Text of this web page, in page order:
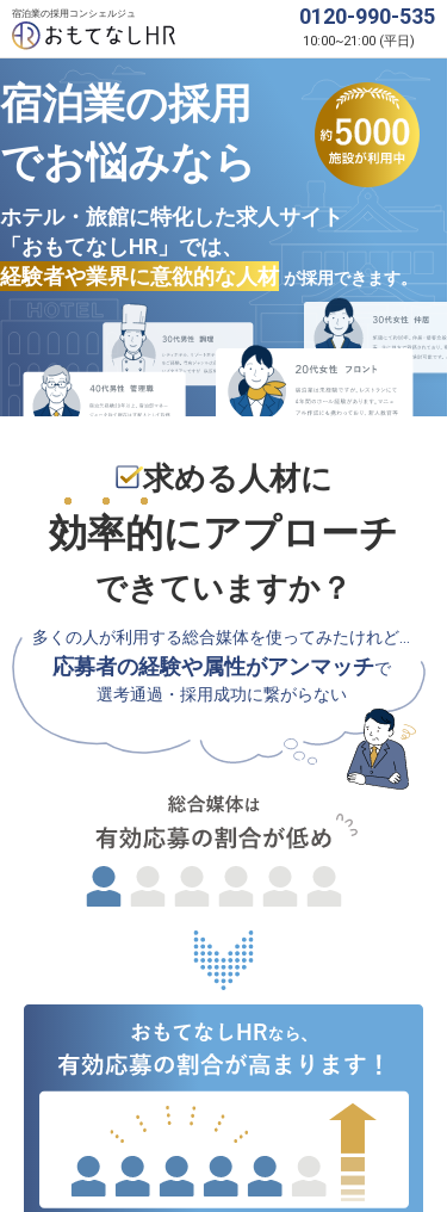
宿泊業の採用コンシェルジュ 0120-990-535
10:00~21:00 (平日)
宿泊業の採用
でお悩みなら
ホテル・旅館に特化した求人サイト
「おもてなしHR」では、
経験者や業界に意欲的な人材 が採用できます。
求める人材に
効率的にアプローチ
できていますか？
多くの人が利用する総合媒体を使ってみたけれど…
応募者の経験や属性がアンマッチで
選考通過・採用成功に繋がらない